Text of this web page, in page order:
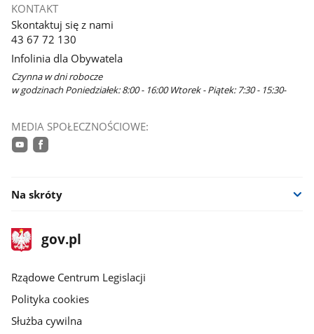
KONTAKT
Skontaktuj się z nami
43 67 72 130
Infolinia dla Obywatela
Czynna w dni robocze
w godzinach Poniedziałek: 8:00 - 16:00 Wtorek - Piątek: 7:30 - 15:30-
MEDIA SPOŁECZNOŚCIOWE:
Na skróty
stopka
gov.plStrona
gov.pl
Rządowe Centrum Legislacji
Polityka cookies
Służba cywilna